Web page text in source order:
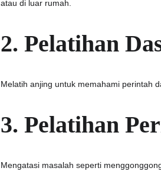
atau di luar rumah.
2. Pelatihan
Melatih anjing untuk memahami perintah
3. Pelatihan
Mengatasi masalah seperti